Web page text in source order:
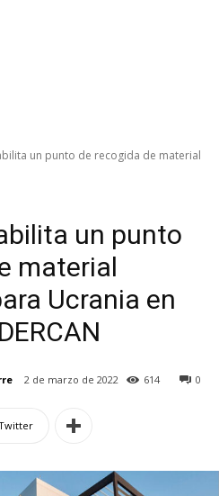
un punto de recogida de material
un punto
material
Ucrania en
2 de marzo de 2022 0
614